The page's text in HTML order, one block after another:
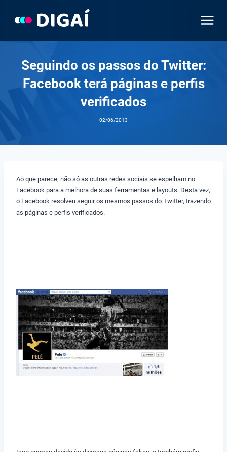
Seguindo os passos do Twitter:
Facebook terá páginas e perfis
verificados
02/06/2013
Ao que parece, não só as outras redes sociais se espelham no
Facebook para a melhora de suas ferramentas e layouts. Desta vez,
o Facebook resolveu seguir os mesmos passos do Twitter, trazendo
as páginas e perfis verificados.